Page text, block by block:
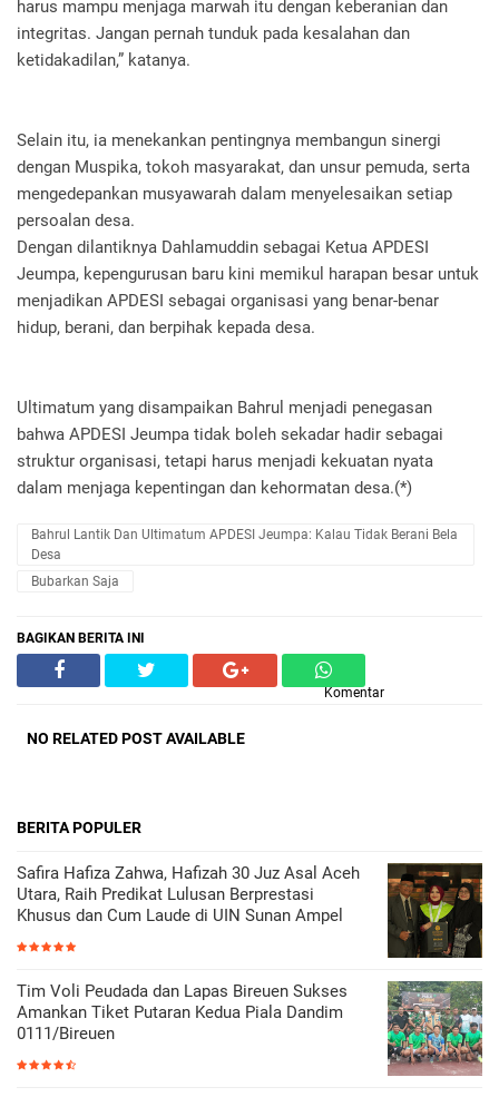
harus mampu menjaga marwah itu dengan keberanian dan
integritas. Jangan pernah tunduk pada kesalahan dan
ketidakadilan,” katanya.
Selain itu, ia menekankan pentingnya membangun sinergi
dengan Muspika, tokoh masyarakat, dan unsur pemuda, serta
mengedepankan musyawarah dalam menyelesaikan setiap
persoalan desa.
Dengan dilantiknya Dahlamuddin sebagai Ketua APDESI
Jeumpa, kepengurusan baru kini memikul harapan besar untuk
menjadikan APDESI sebagai organisasi yang benar-benar
hidup, berani, dan berpihak kepada desa.
Ultimatum yang disampaikan Bahrul menjadi penegasan
bahwa APDESI Jeumpa tidak boleh sekadar hadir sebagai
struktur organisasi, tetapi harus menjadi kekuatan nyata
dalam menjaga kepentingan dan kehormatan desa.(*)
Bahrul Lantik Dan Ultimatum APDESI Jeumpa: Kalau Tidak Berani Bela
Desa
Bubarkan Saja
BAGIKAN BERITA INI
Komentar
NO RELATED POST AVAILABLE
BERITA POPULER
Safira Hafiza Zahwa, Hafizah 30 Juz Asal Aceh
Utara, Raih Predikat Lulusan Berprestasi
Khusus dan Cum Laude di UIN Sunan Ampel
Tim Voli Peudada dan Lapas Bireuen Sukses
Amankan Tiket Putaran Kedua Piala Dandim
0111/Bireuen